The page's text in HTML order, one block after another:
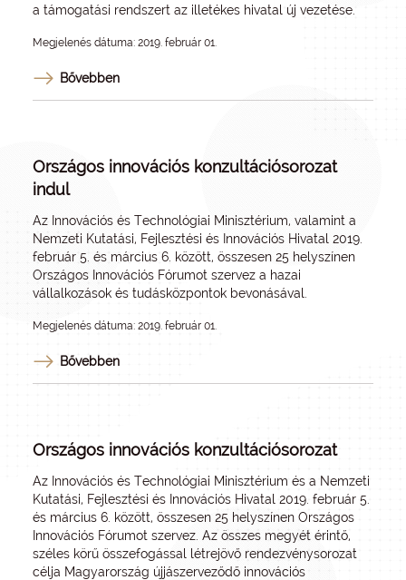
a támogatási rendszert az illetékes hivatal új vezetése.
Megjelenés dátuma: 2019. február 01.
Bővebben
Országos innovációs konzultációsorozat
indul
Az Innovációs és Technológiai Minisztérium, valamint a
Nemzeti Kutatási, Fejlesztési és Innovációs Hivatal 2019.
február 5. és március 6. között, összesen 25 helyszínen
Országos Innovációs Fórumot szervez a hazai
vállalkozások és tudásközpontok bevonásával.
Megjelenés dátuma: 2019. február 01.
Bővebben
Országos innovációs konzultációsorozat
Az Innovációs és Technológiai Minisztérium és a Nemzeti
Kutatási, Fejlesztési és Innovációs Hivatal 2019. február 5.
és március 6. között, összesen 25 helyszínen Országos
Innovációs Fórumot szervez. Az összes megyét érintő,
széles körű összefogással létrejövő rendezvénysorozat
célja Magyarország újjászerveződő innovációs